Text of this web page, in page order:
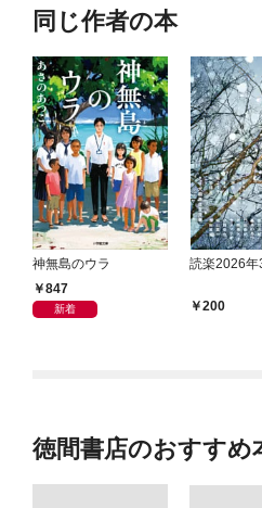
同じ作者の本
神無島のウラ
847
新着
読楽2026年
200
徳間書店のおすすめ